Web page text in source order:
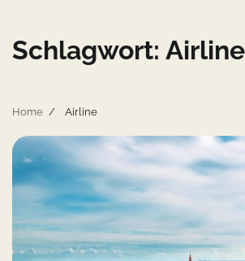
Schlagwort: Airline
Home Airline